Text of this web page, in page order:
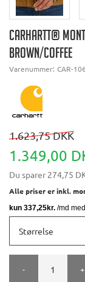
CARHARTT®
BROWN/COFFEE
Varenummer: CAR-
1.623,75 DKK
1.349,00
Du sparer 274,75
Alle priser er inkl.
Størrelse
- +